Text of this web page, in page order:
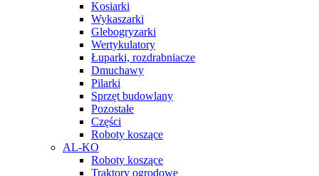
Kosiarki
Wykaszarki
Glebogryzarki
Wertykulatory
Łuparki, rozdrabniacze
Dmuchawy
Pilarki
Sprzęt budowlany
Pozostałe
Części
Roboty koszące
AL-KO
Roboty koszące
Traktory ogrodowe